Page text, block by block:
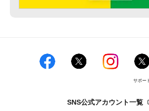
サポー
SNS公式アカウント一覧